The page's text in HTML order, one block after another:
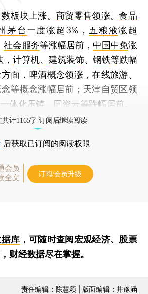
块上涨。 商贸零售领涨。食品
茅台一度涨超3%， 五粮液涨超
社会服务等涨幅居前， 中国中免涨
，计算机、 建筑装饰、 钢铁等跌幅
面，啤酒概念领涨，在线旅游、
等概念涨幅居前；天津自贸区领
体化压铸、国资云等跌幅居前。
共计1165字 订阅后继续阅读
后获取已订阅的阅读权限
会员
全文
订阅/会员升级
库 ，可随时查阅宏观经济、股票
财经数据尽在掌握。
责任编辑：陈慧颖 | 版面编辑：井豫涵